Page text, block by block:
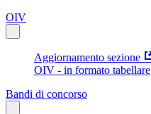
OIV
Aggiornamento sezione
OIV - in formato tabellare
Bandi di concorso